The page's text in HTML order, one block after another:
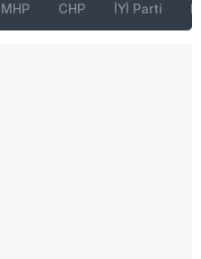
MHP CHP İYİ Parti